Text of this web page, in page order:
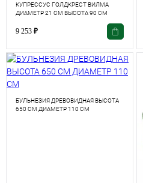
КУПРЕССУС ГОЛДКРЕСТ ВИЛМА
ДИАМЕТР 21 СМ ВЫСОТА 90 СМ
9 253 ₽
БУЛЬНЕЗИЯ ДРЕВОВИДНАЯ ВЫСОТА
650 СМ ДИАМЕТР 110 СМ